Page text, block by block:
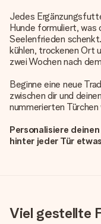
Jedes
Hunde formuliert, was
Seelenfrieden
kühlen, trockenen Ort
zwei Wochen nach
Beginne eine neue
zwischen dir und
nummerierten Türchen
Personalisiere
hinter jeder Tür
Viel gestellte